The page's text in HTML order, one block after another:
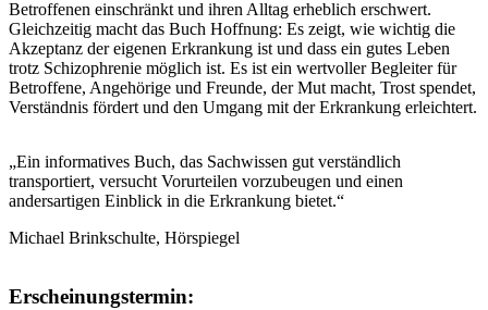
Betroffenen einschränkt und ihren Alltag erheblich erschwert.
Gleichzeitig macht das Buch Hoffnung: Es zeigt, wie wichtig die
Akzeptanz der eigenen Erkrankung ist und dass ein gutes Leben
trotz Schizophrenie möglich ist. Es ist ein wertvoller Begleiter für
Betroffene, Angehörige und Freunde, der Mut macht, Trost spendet,
Verständnis fördert und den Umgang mit der Erkrankung erleichtert.
„Ein informatives Buch, das Sachwissen gut verständlich
transportiert, versucht Vorurteilen vorzubeugen und einen
andersartigen Einblick in die Erkrankung bietet.“
Michael Brinkschulte, Hörspiegel
Erscheinungstermin: